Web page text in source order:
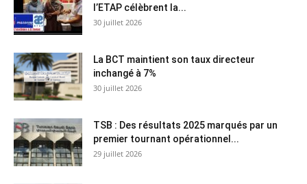
l’ETAP célèbrent la...
30 juillet 2026
La BCT maintient son taux directeur
inchangé à 7%
30 juillet 2026
TSB : Des résultats 2025 marqués par un
premier tournant opérationnel...
29 juillet 2026